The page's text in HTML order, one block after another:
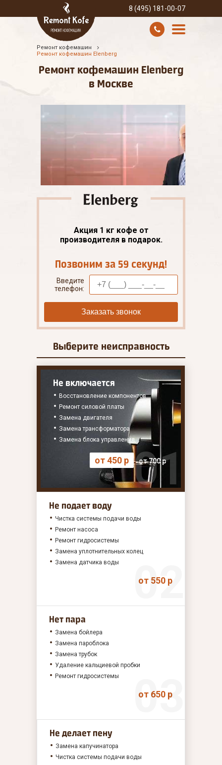
8 (495) 181-00-07
УСЛУГИ И ЦЕНЫ
Ремонт кофемашин
Ремонт кофемашин Elenberg
Ремонт кофемашин Elenberg
в Москве
Акция 1 кг кофе от
производителя в подарок.
Позвоним за 59 секунд!
Введите
телефон:
Заказать звонок
Выберите неисправность
Не включается
Восстановление компонентов
Ремонт силовой платы
Замена двигателя
Замена трансформатора
Замена блока управления
от 450 р от 700 р
Не подает воду
Чистка системы подачи воды
Ремонт насоса
Ремонт гидросистемы
Замена уплотнительных колец
Замена датчика воды
от 550 р
Нет пара
Замена бойлера
Замена пароблока
Замена трубок
Удаление кальциевой пробки
Ремонт гидросистемы
от 650 р
Не делает пену
Замена капучинатора
Чистка системы подачи воды